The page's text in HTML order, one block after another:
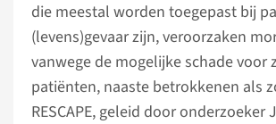
die meestal worden toegepast bij
(levens)gevaar zijn, veroorzaken
vanwege de mogelijke schade voor
patiënten, naaste betrokkenen als
RESCAPE, geleid door onderzoeker